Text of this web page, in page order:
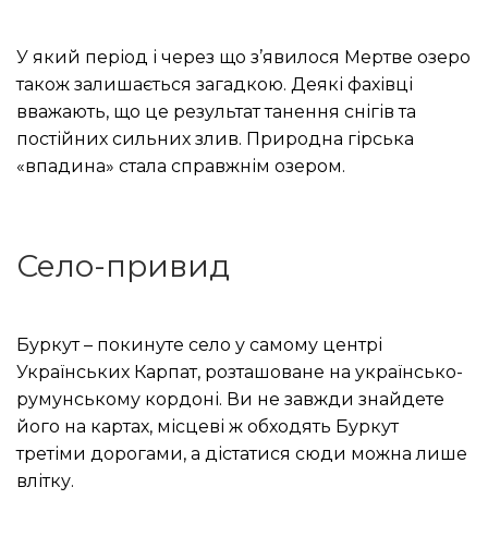
У який період і через що з’явилося Мертве озеро
також залишається загадкою. Деякі фахівці
вважають, що це результат танення снігів та
постійних сильних злив. Природна гірська
«впадина» стала справжнім озером.
Село-привид
Буркут – покинуте село у самому центрі
Українських Карпат, розташоване на українсько-
румунському кордоні. Ви не завжди знайдете
його на картах, місцеві ж обходять Буркут
третіми дорогами, а дістатися сюди можна лише
влітку.